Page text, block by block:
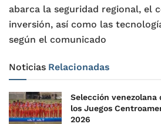
abarca la seguridad regional, el
inversión, así como las
según el comunicado
Noticias Relacionadas
Selección
los Juegos
2026